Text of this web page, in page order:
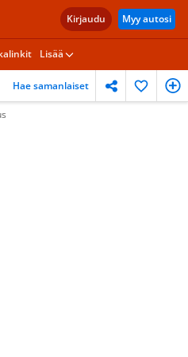
Kirjaudu Myy autosi
Lisää
Hae samanlaiset